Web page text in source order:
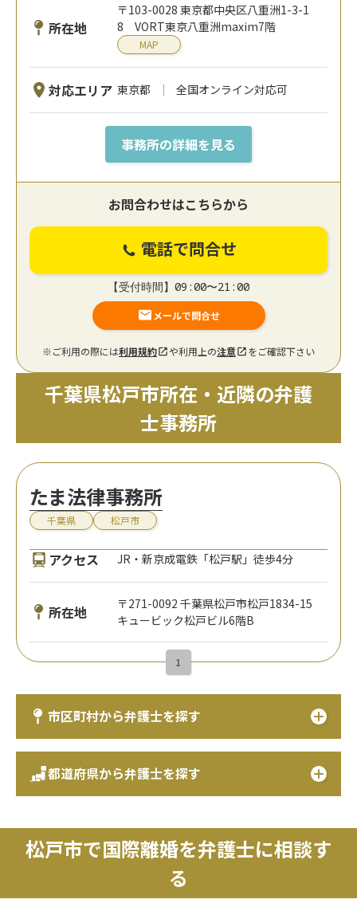
所在地
〒103-0028 東京都中央区八重洲1-3-1
8 VORT東京八重洲maxim7階
MAP
対応エリア 東京都 全国オンライン対応可
事務所の詳細を見る
お問合わせはこちらから
電話で問合せ
【受付時間】09:00〜21:00
メールで問合せ
※ご利用の際には利用規約 や利用上の注意 をご確認下さい
千葉県松戸市所在・近隣の弁護
士事務所
たま法律事務所
千葉県 松戸市
アクセス JR・新京成電鉄「松戸駅」徒歩4分
所在地
〒271-0092 千葉県松戸市松戸1834-15
キュービック松戸ビル6階B
1
市区町村から弁護士を探す
都道府県から弁護士を探す
松戸市で国際離婚を弁護士に相談す
る